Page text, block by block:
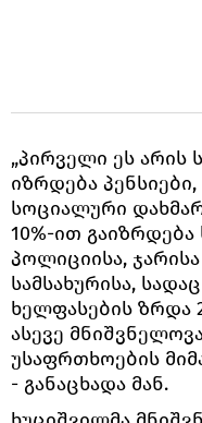
„პირველი ეს
იზრდება პენსიები,
სოციალური
10%-ით
პოლიციისა,
სამსახურისა,
ხელფასების ზრდა
ასევე
უსაფრთხოების
- განაცხადა მან.